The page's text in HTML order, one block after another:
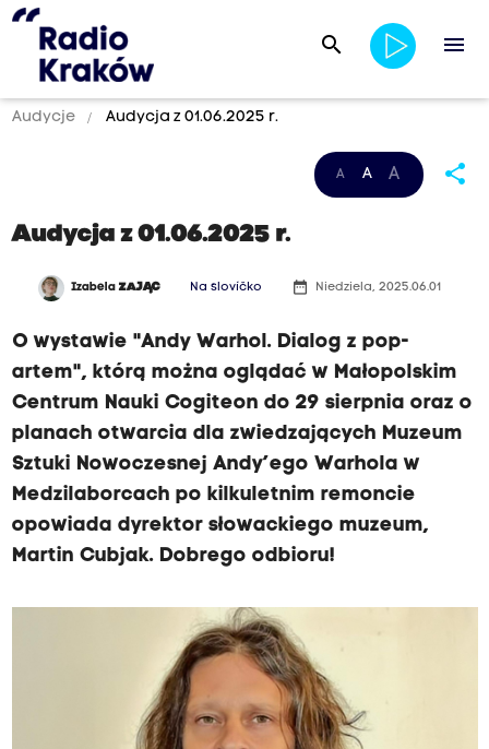
search menu
Audycje Audycja z 01.06.2025 r.
A A A share
Audycja z 01.06.2025 r.
IzabelaZAJĄC Na slovíčko date_range Niedziela, 2025.06.01
O wystawie "Andy Warhol. Dialog z pop-
artem", którą można oglądać w Małopolskim
Centrum Nauki Cogiteon do 29 sierpnia oraz o
planach otwarcia dla zwiedzających Muzeum
Sztuki Nowoczesnej Andy’ego Warhola w
Medzilaborcach po kilkuletnim remoncie
opowiada dyrektor słowackiego muzeum,
Martin Cubjak. Dobrego odbioru!